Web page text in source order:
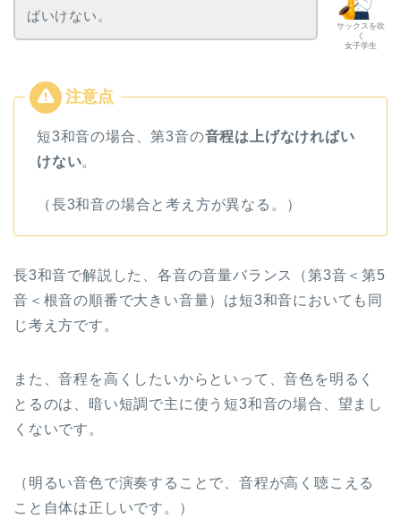
サックスを吹
く
女子学生
ばいけない。
短3和音の場合、第3音の音程は上げなければい
けない。
（長3和音の場合と考え方が異なる。）
長3和音で解説した、各音の音量バランス（第3音＜第5
音＜根音の順番で大きい音量）は短3和音においても同
じ考え方です。
また、音程を高くしたいからといって、音色を明るく
とるのは、暗い短調で主に使う短3和音の場合、望まし
くないです。
（明るい音色で演奏することで、音程が高く聴こえる
こと自体は正しいです。）